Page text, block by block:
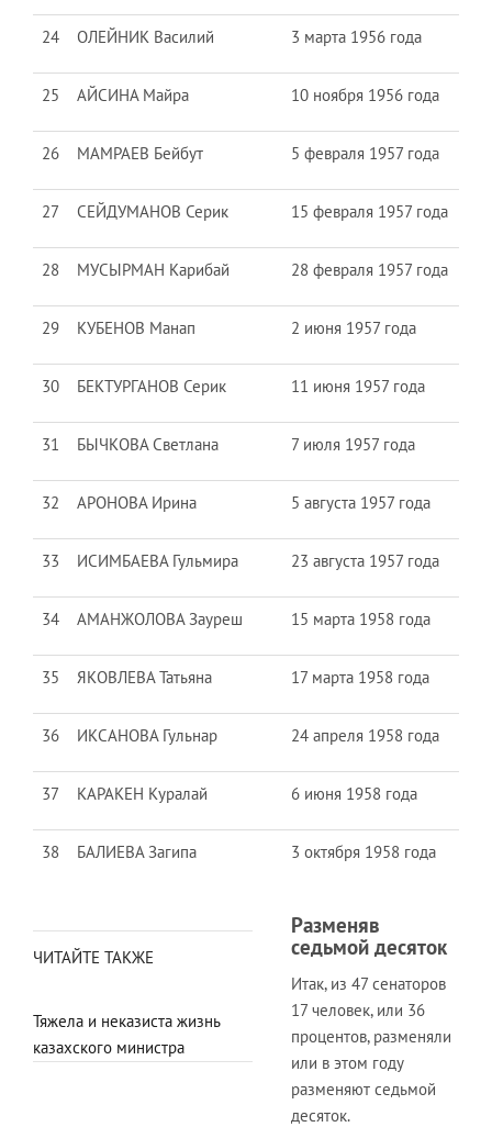
24 ОЛЕЙНИК Василий 3 марта 1956 года
25 АЙСИНА Майра 10 ноября 1956 года
26 МАМРАЕВ Бейбут 5 февраля 1957 года
27 СЕЙДУМАНОВ Серик 15 февраля 1957 года
28 МУСЫРМАН Карибай 28 февраля 1957 года
29 КУБЕНОВ Манап 2 июня 1957 года
30 БЕКТУРГАНОВ Серик 11 июня 1957 года
31 БЫЧКОВА Светлана 7 июля 1957 года
32 АРОНОВА Ирина 5 августа 1957 года
33 ИСИМБАЕВА Гульмира 23 августа 1957 года
34 АМАНЖОЛОВА Зауреш 15 марта 1958 года
35 ЯКОВЛЕВА Татьяна 17 марта 1958 года
36 ИКСАНОВА Гульнар 24 апреля 1958 года
37 КАРАКЕН Куралай 6 июня 1958 года
38 БАЛИЕВА Загипа 3 октября 1958 года
ЧИТАЙТЕ ТАКЖЕ
Тяжела и неказиста жизнь
казахского министра
Разменяв
седьмой десяток
Итак, из 47 сенаторов
17 человек, или 36
процентов, разменяли
или в этом году
разменяют седьмой
десяток.